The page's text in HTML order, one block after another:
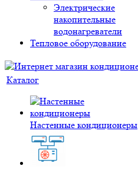
Электрические
накопительные
водонагреватели
Тепловое оборудование
Каталог
Настенные кондиционеры